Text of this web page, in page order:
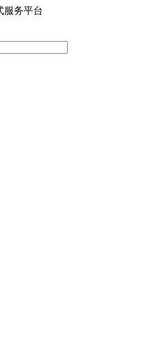
服务平台